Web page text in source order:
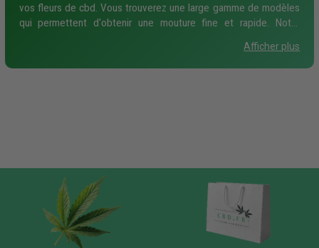
vos fleurs de cbd. Vous trouverez une large gamme de modèles
qui permettent d'obtenir une mouture fine et rapide. Notre
pour satisfaire tous les goûts et budgets. Choisissez selon vos
préférences et besoins.
Afficher plus